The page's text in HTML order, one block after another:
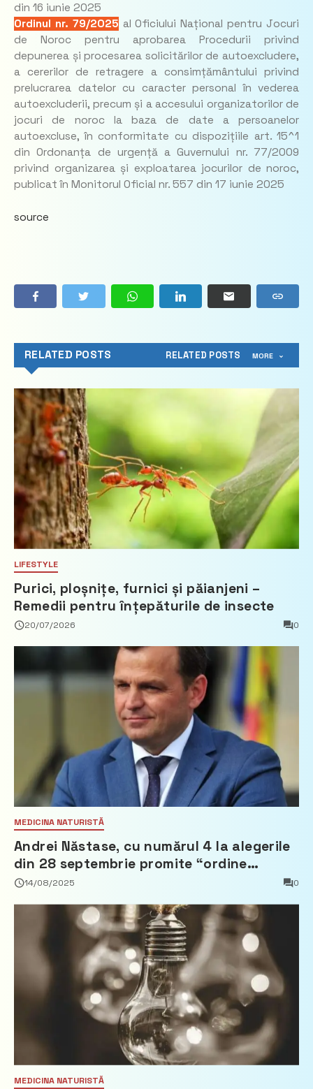
din 16 iunie 2025
Ordinul nr. 79/2025 al Oficiului Național pentru Jocuri
de Noroc pentru aprobarea Procedurii privind
depunerea și procesarea solicitărilor de autoexcludere,
a cererilor de retragere a consimțământului privind
prelucrarea datelor cu caracter personal în vederea
autoexcluderii, precum și a accesului organizatorilor de
jocuri de noroc la baza de date a persoanelor
autoexcluse, în conformitate cu dispozițiile art. 15^1
din Ordonanța de urgență a Guvernului nr. 77/2009
privind organizarea și exploatarea jocurilor de noroc,
publicat în Monitorul Oficial nr. 557 din 17 iunie 2025
source
RELATED POSTS RELATED POSTS MORE
LIFESTYLE
Purici, ploșnițe, furnici și păianjeni –
Remedii pentru înțepăturile de insecte
20/07/2026 0
MEDICINA NATURISTĂ
Andrei Năstase, cu numărul 4 la alegerile
din 28 septembrie promite “ordine
europeană” și 10 miliarde pentru cetățeni
14/08/2025 0
MEDICINA NATURISTĂ